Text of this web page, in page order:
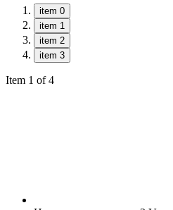
item 0
item 1
item 2
item 3
Item 1 of 4